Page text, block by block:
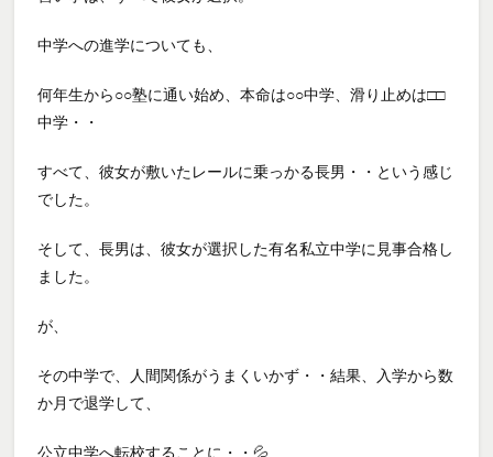
中学への進学についても、
何年生から○○塾に通い始め、本命は○○中学、滑り止めは□□
中学・・
すべて、彼女が敷いたレールに乗っかる長男・・という感じ
でした。
そして、長男は、彼女が選択した有名私立中学に見事合格し
ました。
が、
その中学で、人間関係がうまくいかず・・結果、入学から数
か月で退学して、
公立中学へ転校することに・・💦